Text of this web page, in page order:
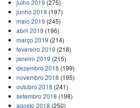
julho 2019 (275)
junho 2019 (197)
maio 2019 (245)
abril 2019 (196)
março 2019 (214)
fevereiro 2019 (218)
janeiro 2019 (215)
dezembro 2018 (199)
novembro 2018 (195)
outubro 2018 (241)
setembro 2018 (198)
agosto 2018 (250)